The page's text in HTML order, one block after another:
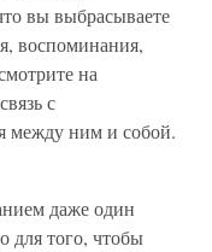
вы выбрасываете
воспоминания,
на
с
между ним и собой.
даже один
для того, чтобы